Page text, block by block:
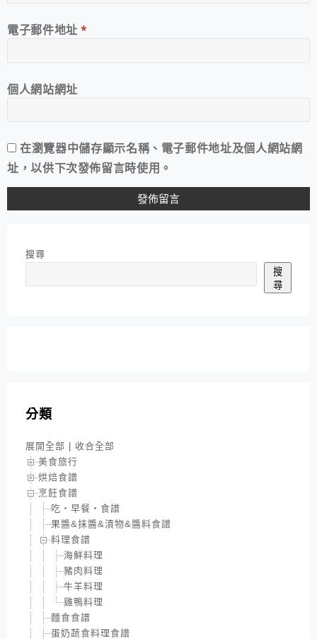
電子郵件地址*
個人網站網址
在瀏覽器中儲存顯示名稱、電子郵件地址及個人網站網
址，以供下次發佈留言時使用。
搜尋
搜
尋
分類
展開全部
收合全部
美食旅行
烘焙食譜
烹飪食譜
吃‧早餐‧食譜
果醬&抹醬&漬物&醬料食譜
料理食譜
海鮮料理
豬肉料理
牛羊料理
雞鴨料理
麵食食譜
蛋奶蔬食料理食譜